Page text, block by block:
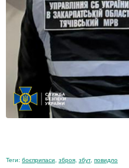
Теги: боєприпаси зброя збут, повидло